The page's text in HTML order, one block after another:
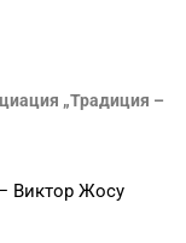
„Традиция –
Виктор Жосу